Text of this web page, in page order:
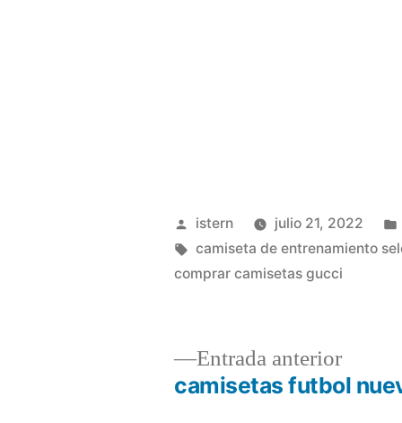
Publicado
por
istern julio 21, 2022
Etiquetas:
camiseta de entrenamiento
comprar camisetas gucci
Navegación
Entrada anteriorEntrada
camisetas futbol